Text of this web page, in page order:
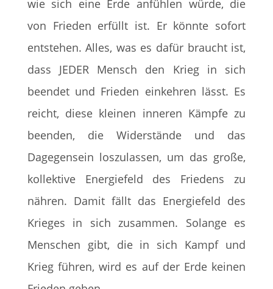
wie sich eine Erde anfühlen würde, die
von Frieden erfüllt ist. Er könnte sofort
entstehen. Alles, was es dafür braucht ist,
dass JEDER Mensch den Krieg in sich
beendet und Frieden einkehren lässt. Es
reicht, diese kleinen inneren Kämpfe zu
beenden, die Widerstände und das
Dagegensein loszulassen, um das große,
kollektive Energiefeld des Friedens zu
nähren. Damit fällt das Energiefeld des
Krieges in sich zusammen. Solange es
Menschen gibt, die in sich Kampf und
Krieg führen, wird es auf der Erde keinen